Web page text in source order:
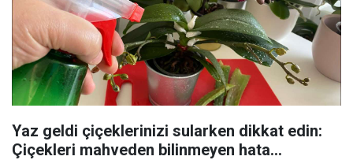
Yaz geldi çiçeklerinizi sularken dikkat edin:
Çiçekleri mahveden bilinmeyen hata...